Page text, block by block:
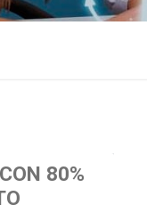
80%